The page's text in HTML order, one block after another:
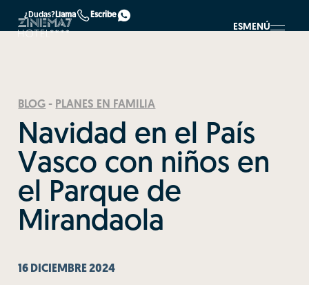
¿Dudas?Llama Escribe
ESMENÚ
BLOG - PLANES EN FAMILIA
Navidad en el País
Vasco con niños en
el Parque de
Mirandaola
16 DICIEMBRE 2024